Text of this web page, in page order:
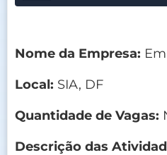
Nome da Empresa:
Local: SIA, DF
Quantidade de Vagas:
Descrição das